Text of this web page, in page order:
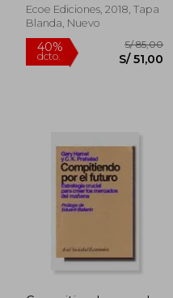
edición
Ecoe Ediciones, 2018, Tapa
Blanda, Nuevo
40%
dcto.